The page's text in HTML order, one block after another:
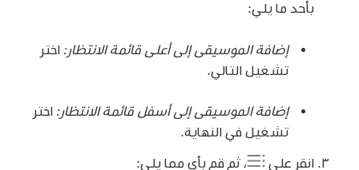
بأحد ما يلي:
إضافة الموسيقى إلى أعلى قائمة الانتظار: اختر
تشغيل التالي.
إضافة الموسيقى إلى أسفل قائمة الانتظار: اختر
تشغيل في النهاية.
انقر على ، ثم قم بأي مما يلي: